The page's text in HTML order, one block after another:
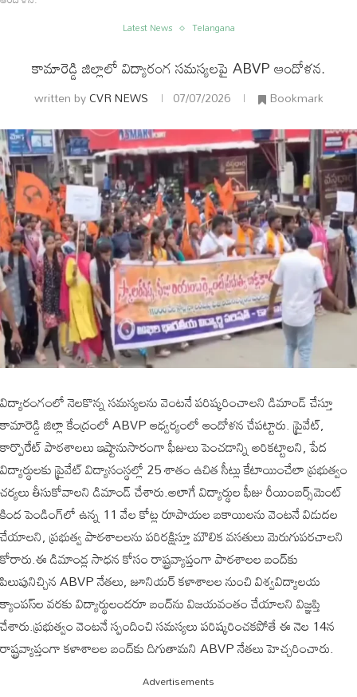
Latest News Telangana
కామారెడ్డి జిల్లాలో విద్యారంగ సమస్యలపై ABVP ఆందోళన.
written byCVR NEWS 07/07/2026 Bookmark
విద్యారంగంలో నెలకొన్న సమస్యలను వెంటనే పరిష్కరించాలని డిమాండ్ చేస్తూ
కామారెడ్డి జిల్లా కేంద్రంలో ABVP ఆధ్వర్యంలో ఆందోళన చేపట్టారు. ప్రైవేట్,
కార్పొరేట్ పాఠశాలలు ఇష్టానుసారంగా ఫీజులు పెంచడాన్ని అరికట్టాలని, పేద
విద్యార్థులకు ప్రైవేట్ విద్యాసంస్థల్లో 25 శాతం ఉచిత సీట్లు కేటాయించేలా ప్రభుత్వం
చర్యలు తీసుకోవాలని డిమాండ్ చేశారు.అలాగే విద్యార్థుల ఫీజు రీయింబర్స్‌మెంట్
కింద పెండింగ్‌లో ఉన్న 11 వేల కోట్ల రూపాయల బకాయిలను వెంటనే విడుదల
చేయాలని, ప్రభుత్వ పాఠశాలలను పరిరక్షిస్తూ మౌలిక వసతులు మెరుగుపరచాలని
కోరారు.ఈ డిమాండ్ల సాధన కోసం రాష్ట్రవ్యాప్తంగా పాఠశాలల బంద్‌కు
పిలుపునిచ్చిన ABVP నేతలు, జూనియర్ కళాశాలల నుంచి విశ్వవిద్యాలయ
క్యాంపస్‌ల వరకు విద్యార్థులందరూ బంద్‌ను విజయవంతం చేయాలని విజ్ఞప్తి
చేశారు.ప్రభుత్వం వెంటనే స్పందించి సమస్యలు పరిష్కరించకపోతే ఈ నెల 14న
రాష్ట్రవ్యాప్తంగా కళాశాలల బంద్‌కు దిగుతామని ABVP నేతలు హెచ్చరించారు.
Advertisements
అంతర్జాతీయం